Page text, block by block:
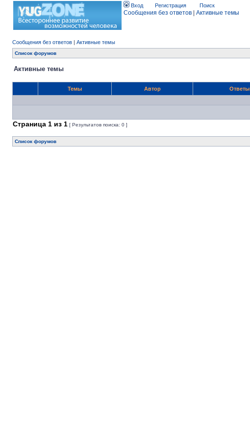
Вход Регистрация Поиск
Сообщения без ответов Активные темы
Сообщения без ответов | Активные темы
Список форумов
Активные темы
Темы Автор Ответы
Страница 1 из 1 [ Результатов поиска: 0 ]
Список форумов